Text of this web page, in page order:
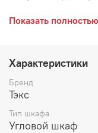
длина 800 мм
высота 2150 мм
Возможные
Сонома/Белый
Венге/Дуб Делано
Показать полностью
Характеристики
Бренд
Тэкс
Тип шкафа
Угловой шкаф